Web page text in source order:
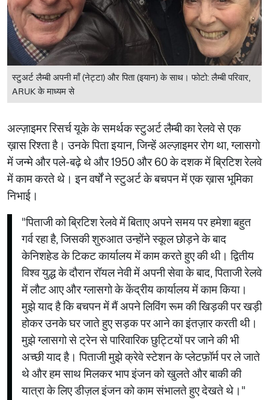
स्टुअर्ट लैम्बी अपनी माँ (नेट्टा) और पिता (इयान) के साथ। फोटो: लैम्बी परिवार,
ARUK के माध्यम से
अल्ज़ाइमर रिसर्च यूके के समर्थक स्टुअर्ट लैम्बी का रेलवे से एक
ख़ास रिश्ता है। उनके पिता इयान, जिन्हें अल्ज़ाइमर रोग था, ग्लासगो
में जन्मे और पले-बढ़े थे और 1950 और 60 के दशक में ब्रिटिश रेलवे
में काम करते थे। इन वर्षों ने स्टुअर्ट के बचपन में एक ख़ास भूमिका
निभाई।
"पिताजी को ब्रिटिश रेलवे में बिताए अपने समय पर हमेशा बहुत
गर्व रहा है, जिसकी शुरुआत उन्होंने स्कूल छोड़ने के बाद
केनिशहेड के टिकट कार्यालय में काम करते हुए की थी। द्वितीय
विश्व युद्ध के दौरान रॉयल नेवी में अपनी सेवा के बाद, पिताजी रेलवे
में लौट आए और ग्लासगो के केंद्रीय कार्यालय में काम किया।
मुझे याद है कि बचपन में मैं अपने लिविंग रूम की खिड़की पर खड़ी
होकर उनके घर जाते हुए सड़क पर आने का इंतज़ार करती थी।
मुझे ग्लासगो से ट्रेन से पारिवारिक छुट्टियों पर जाने की भी
अच्छी याद है। पिताजी मुझे क्रेवे स्टेशन के प्लेटफ़ॉर्म पर ले जाते
थे और हम साथ मिलकर भाप इंजन को खुलते और बाकी की
यात्रा के लिए डीज़ल इंजन को काम संभालते हुए देखते थे।"